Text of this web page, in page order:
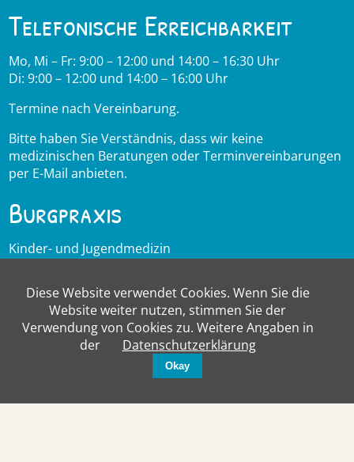
Telefonische Erreichbarkeit
Mo, Mi – Fr: 9:00 – 12:00 und 14:00 – 16:30 Uhr
Di: 9:00 – 12:00 und 14:00 – 16:00 Uhr
Termine nach Vereinbarung.
Bitte haben Sie Verständnis, dass wir keine
medizinischen Beratungen oder Terminvereinbarungen
per E-Mail anbieten.
Burgpraxis
Kinder- und Jugendmedizin
Dr. med. Maja Saurer
Burgstrasse 18
3600 Thun
033 444 33 44
Datenschutz
Diese Website verwendet Cookies. Wenn Sie die
Website weiter nutzen, stimmen Sie der
Verwendung von Cookies zu. Weitere Angaben in
der
Datenschutzerklärung
Okay